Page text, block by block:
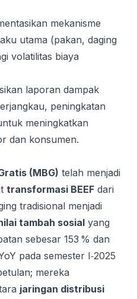
mekanisme
utama (pakan, daging
volatilitas biaya
laporan dampak
peningkatan
meningkatkan
dan konsumen.
(MBG) telah menjadi
transformasi BEEF dari
tradisional menjadi
tambah sosial yang
sebesar 153 % dan
pada semester I‑2025
mereka
jaringan distribusi